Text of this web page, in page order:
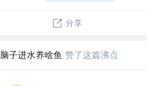
分享
脑子进水养啥鱼 赞了这篇沸点